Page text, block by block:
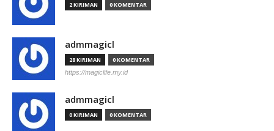
2 KIRIMAN 0 KOMENTAR
admmagicl
28 KIRIMAN 0 KOMENTAR
https://magiclife.my.id
admmagicl
0 KIRIMAN 0 KOMENTAR